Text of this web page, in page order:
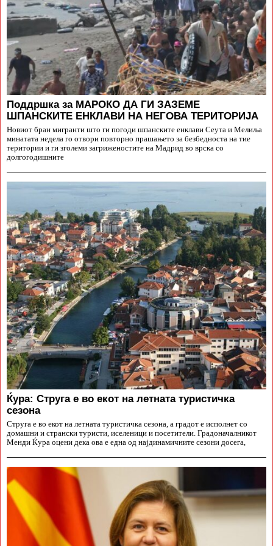
Поддршка за МАРОКО ДА ГИ ЗАЗЕМЕ
ШПАНСКИТЕ ЕНКЛАВИ НА НЕГОВА ТЕРИТОРИЈА
Новиот бран мигранти што ги погоди шпанските енклави Сеута и Мелиља
минатата недела го отвори повторно прашањето за безбедноста на тие
територии и ги зголеми загриженостите на Мадрид во врска со
долгогодишните
Ќура: Струга е во екот на летната туристичка
сезона
Струга е во екот на летната туристичка сезона, а градот е исполнет со
домашни и странски туристи, иселеници и посетители. Градоначалникот
Менди Ќура оцени дека ова е една од најдинамичните сезони досега,